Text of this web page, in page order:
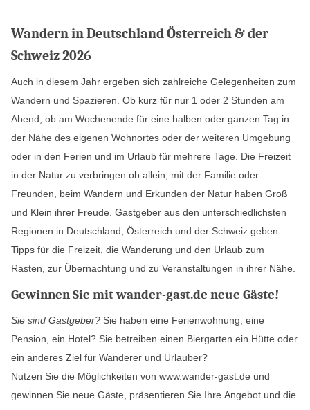
Wandern in Deutschland Österreich & der
Schweiz 2026
Auch in diesem Jahr ergeben sich zahlreiche Gelegenheiten zum
Wandern und Spazieren. Ob kurz für nur 1 oder 2 Stunden am
Abend, ob am Wochenende für eine halben oder ganzen Tag in
der Nähe des eigenen Wohnortes oder der weiteren Umgebung
oder in den Ferien und im Urlaub für mehrere Tage. Die Freizeit
in der Natur zu verbringen ob allein, mit der Familie oder
Freunden, beim Wandern und Erkunden der Natur haben Groß
und Klein ihrer Freude. Gastgeber aus den unterschiedlichsten
Regionen in Deutschland, Österreich und der Schweiz geben
Tipps für die Freizeit, die Wanderung und den Urlaub zum
Rasten, zur Übernachtung und zu Veranstaltungen in ihrer Nähe.
Gewinnen Sie mit wander-gast.de neue Gäste!
Sie sind Gastgeber? Sie haben eine Ferienwohnung, eine
Pension, ein Hotel? Sie betreiben einen Biergarten ein Hütte oder
ein anderes Ziel für Wanderer und Urlauber?
Nutzen Sie die Möglichkeiten von www.wander-gast.de und
gewinnen Sie neue Gäste, präsentieren Sie Ihre Angebot und die